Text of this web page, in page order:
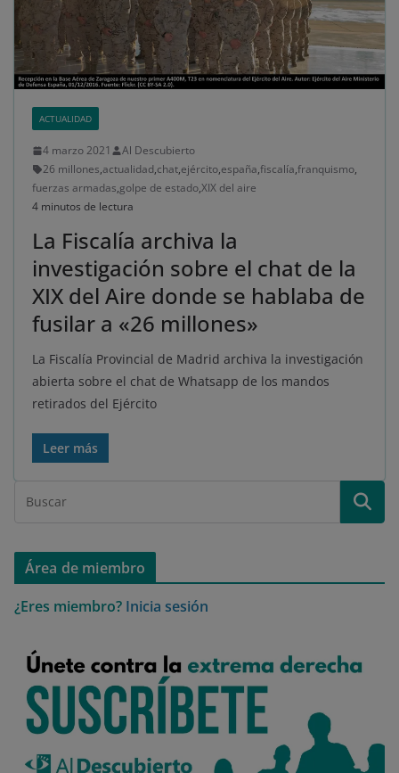
ACTUALIDAD
4 marzo 2021
Al Descubierto
26 millones,actualidad,chat,ejército,españa,fiscalía,franquismo,
fuerzas armadas,golpe de estado,XIX del aire
4 minutos de lectura
La Fiscalía archiva la
investigación sobre el chat de la
XIX del Aire donde se hablaba de
fusilar a «26 millones»
La Fiscalía Provincial de Madrid archiva la investigación
abierta sobre el chat de Whatsapp de los mandos
retirados del Ejército
Leer más
Área de miembro
¿Eres miembro? Inicia sesión